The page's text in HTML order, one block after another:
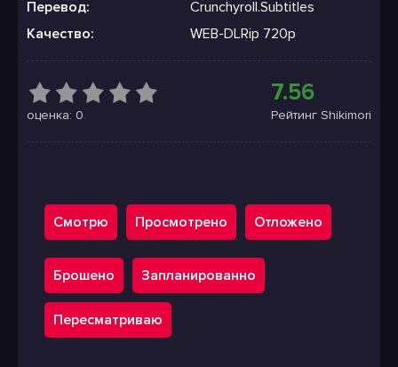
Перевод:
Crunchyroll.Subtitles
Качество:
WEB-DLRip 720p
оценка: 0
7.56
Рейтинг Shikimori
Смотрю Просмотрено Отложено
Брошено Запланированно
Пересматриваю